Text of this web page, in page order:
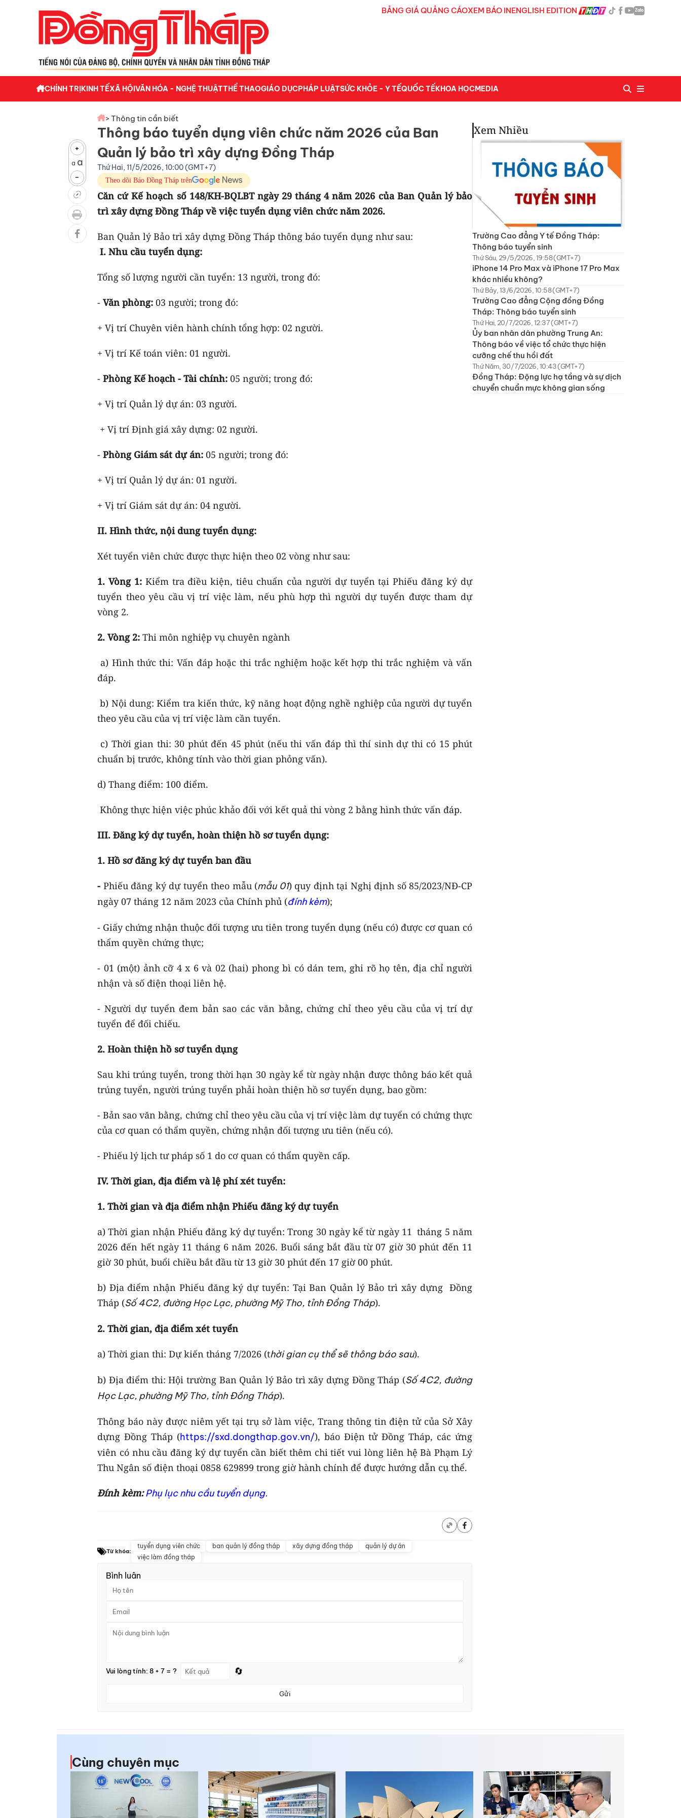
BẢNG GIÁ QUẢNG CÁOXEM BÁO INENGLISH EDITION Zalo
CHÍNH TRỊKINH TẾXÃ HỘIVĂN HÓA - NGHỆ THUẬTTHỂ THAOGIÁO DỤCPHÁP LUẬTSỨC KHỎE - Y TẾQUỐC TẾKHOA HỌCMEDIA
+
a a
-
> Thông tin cần biết
Thông báo tuyển dụng viên chức năm 2026 của Ban
Quản lý bảo trì xây dựng Đồng Tháp
Thứ Hai, 11/5/2026, 10:00 (GMT+7)
Theo dõi Báo Đồng Tháp trên
Căn cứ Kế hoạch số 148/KH-BQLBT ngày 29 tháng 4 năm 2026 của Ban Quản lý bảo
trì xây dựng Đồng Tháp về việc tuyển dụng viên chức năm 2026.
Ban Quản lý Bảo trì xây dựng Đồng Tháp thông báo tuyển dụng như sau:
I. Nhu cầu tuyển dụng:
Tổng số lượng người cần tuyển: 13 người, trong đó:
- Văn phòng: 03 người; trong đó:
+ Vị trí Chuyên viên hành chính tổng hợp: 02 người.
+ Vị trí Kế toán viên: 01 người.
- Phòng Kế hoạch - Tài chính: 05 người; trong đó:
+ Vị trí Quản lý dự án: 03 người.
+ Vị trí Định giá xây dựng: 02 người.
- Phòng Giám sát dự án: 05 người; trong đó:
+ Vị trí Quản lý dự án: 01 người.
+ Vị trí Giám sát dự án: 04 người.
II. Hình thức, nội dung tuyển dụng:
Xét tuyển viên chức được thực hiện theo 02 vòng như sau:
1. Vòng 1: Kiểm tra điều kiện, tiêu chuẩn của người dự tuyển tại Phiếu đăng ký dự
tuyển theo yêu cầu vị trí việc làm, nếu phù hợp thì người dự tuyển được tham dự
vòng 2.
2. Vòng 2: Thi môn nghiệp vụ chuyên ngành
a) Hình thức thi: Vấn đáp hoặc thi trắc nghiệm hoặc kết hợp thi trắc nghiệm và vấn
đáp.
b) Nội dung: Kiểm tra kiến thức, kỹ năng hoạt động nghề nghiệp của người dự tuyển
theo yêu cầu của vị trí việc làm cần tuyển.
c) Thời gian thi: 30 phút đến 45 phút (nếu thi vấn đáp thì thí sinh dự thi có 15 phút
chuẩn bị trước, không tính vào thời gian phỏng vấn).
d) Thang điểm: 100 điểm.
Không thực hiện việc phúc khảo đối với kết quả thi vòng 2 bằng hình thức vấn đáp.
III. Đăng ký dự tuyển, hoàn thiện hồ sơ tuyển dụng:
1. Hồ sơ đăng ký dự tuyển ban đầu
- Phiếu đăng ký dự tuyển theo mẫu (mẫu 01) quy định tại Nghị định số 85/2023/NĐ-CP
ngày 07 tháng 12 năm 2023 của Chính phủ (đính kèm);
- Giấy chứng nhận thuộc đối tượng ưu tiên trong tuyển dụng (nếu có) được cơ quan có
thẩm quyền chứng thực;
- 01 (một) ảnh cỡ 4 x 6 và 02 (hai) phong bì có dán tem, ghi rõ họ tên, địa chỉ người
nhận và số điện thoại liên hệ.
- Người dự tuyển đem bản sao các văn bằng, chứng chỉ theo yêu cầu của vị trí dự
tuyển để đối chiếu.
2. Hoàn thiện hồ sơ tuyển dụng
Sau khi trúng tuyển, trong thời hạn 30 ngày kể từ ngày nhận được thông báo kết quả
trúng tuyển, người trúng tuyển phải hoàn thiện hồ sơ tuyển dụng, bao gồm:
- Bản sao văn bằng, chứng chỉ theo yêu cầu của vị trí việc làm dự tuyển có chứng thực
của cơ quan có thẩm quyền, chứng nhận đối tượng ưu tiên (nếu có).
- Phiếu lý lịch tư pháp số 1 do cơ quan có thẩm quyền cấp.
IV. Thời gian, địa điểm và lệ phí xét tuyển:
1. Thời gian và địa điểm nhận Phiếu đăng ký dự tuyển
a) Thời gian nhận Phiếu đăng ký dự tuyển: Trong 30 ngày kể từ ngày 11 tháng 5 năm
2026 đến hết ngày 11 tháng 6 năm 2026. Buổi sáng bắt đầu từ 07 giờ 30 phút đến 11
giờ 30 phút, buổi chiều bắt đầu từ 13 giờ 30 phút đến 17 giờ 00 phút.
b) Địa điểm nhận Phiếu đăng ký dự tuyển: Tại Ban Quản lý Bảo trì xây dựng Đồng
Tháp (Số 4C2, đường Học Lạc, phường Mỹ Tho, tỉnh Đồng Tháp).
2. Thời gian, địa điểm xét tuyển
a) Thời gian thi: Dự kiến tháng 7/2026 (thời gian cụ thể sẽ thông báo sau).
b) Địa điểm thi: Hội trường Ban Quản lý Bảo trì xây dựng Đồng Tháp (Số 4C2, đường
Học Lạc, phường Mỹ Tho, tỉnh Đồng Tháp).
Thông báo này được niêm yết tại trụ sở làm việc, Trang thông tin điện tử của Sở Xây
dựng Đồng Tháp (https://sxd.dongthap.gov.vn/), báo Điện tử Đồng Tháp, các ứng
viên có nhu cầu đăng ký dự tuyển cần biết thêm chi tiết vui lòng liên hệ Bà Phạm Lý
Thu Ngân số điện thoại 0858 629899 trong giờ hành chính để được hướng dẫn cụ thể.
Đính kèm: Phụ lục nhu cầu tuyển dụng.
Từ khóa:
tuyển dụng viên chức ban quản lý đồng tháp xây dựng đồng tháp
quản lý dự án
việc làm đồng tháp
Bình luận
Vui lòng tính: 8 + 7 = ? 🔄
Gửi
Xem Nhiều
Trường Cao đẳng Y tế Đồng Tháp:
Thông báo tuyển sinh
Thứ Sáu, 29/5/2026, 19:58 (GMT+7)
iPhone 14 Pro Max và iPhone 17 Pro Max
khác nhiều không?
Thứ Bảy, 13/6/2026, 10:58 (GMT+7)
Trường Cao đẳng Cộng đồng Đồng
Tháp: Thông báo tuyển sinh
Thứ Hai, 20/7/2026, 12:37 (GMT+7)
Ủy ban nhân dân phường Trung An:
Thông báo về việc tổ chức thực hiện
cưỡng chế thu hồi đất
Thứ Năm, 30/7/2026, 10:43 (GMT+7)
Đồng Tháp: Động lực hạ tầng và sự dịch
chuyển chuẩn mực không gian sống
Cùng chuyên mục